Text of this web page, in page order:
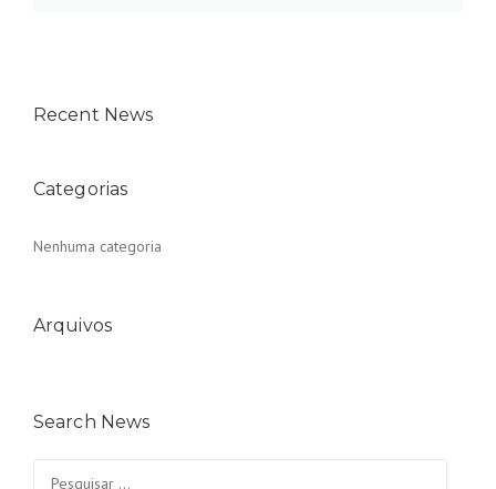
Recent News
Categorias
Nenhuma categoria
Arquivos
Search News